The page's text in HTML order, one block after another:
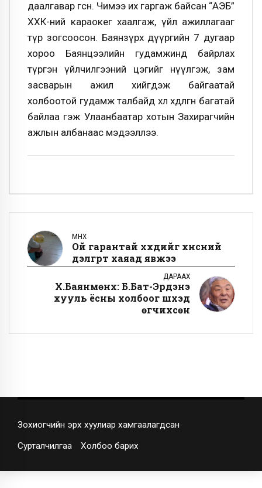
даалгавар өгсөн. Чимээ их гаргаж байсан “АЭБ”
ХХК-ний караокег хаалгаж, үйл ажиллагааг
түр зогсоосон. Баянзүрх дүүргийн 7 дугаар
хороо Баянцээлийн гудамжинд байрлах
түргэн үйлчилгээний цэгийг нүүлгэж, зам
засварын ажил хийгдэж байгаатай
холбоотой гудамж талбайд хөл хөдөлгөөн багатай
байлаа гэж Улаанбаатар хотын Захирагчийн
ажлын албанаас мэдээллээ.
ӨМНӨХ
Ой гарантай хүүхдийг хүнсний
дэлгүүрт хаяад явжээ
ДАРААХ
Х.Баянмөнх: Б.Бат-Эрдэнэ
хууль ёсны холбоог шүүхэд
өгчихсөн
Зохиогчийн эрх хуулиар хамгаалагдсан
Сурталчилгаа Холбоо барих